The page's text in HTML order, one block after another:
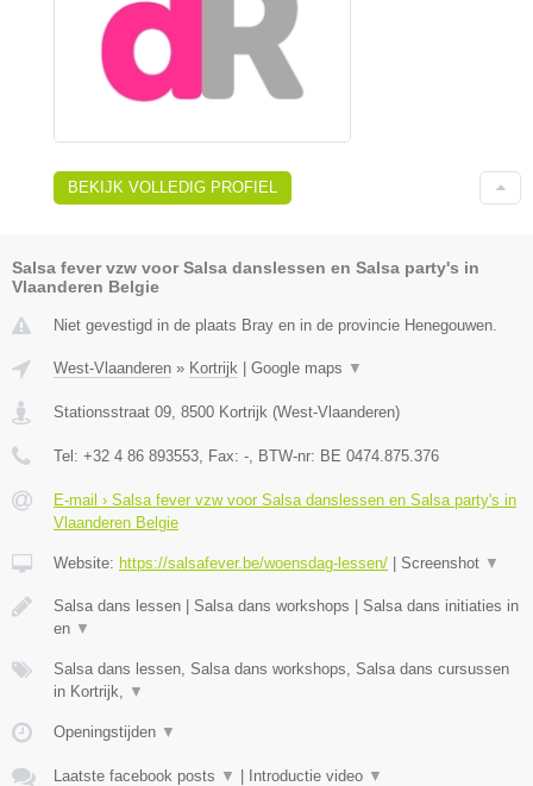
BEKIJK VOLLEDIG PROFIEL
Salsa fever vzw voor Salsa danslessen en Salsa party's in
Vlaanderen Belgie
Niet gevestigd in de plaats Bray en in de provincie Henegouwen.
West-Vlaanderen » Kortrijk Google maps ▼
Stationsstraat 09, 8500 Kortrijk (West-Vlaanderen)
Tel: +32 4 86 893553, Fax: -, BTW-nr: BE 0474.875.376
E-mail › Salsa fever vzw voor Salsa danslessen en Salsa party's in
Vlaanderen Belgie
Website: https://salsafever.be/woensdag-lessen/ Screenshot ▼
Salsa dans lessen | Salsa dans workshops | Salsa dans initiaties in
en ▼
Salsa dans lessen, Salsa dans workshops, Salsa dans cursussen
in Kortrijk, ▼
Openingstijden ▼
Laatste facebook posts ▼ Introductie video ▼